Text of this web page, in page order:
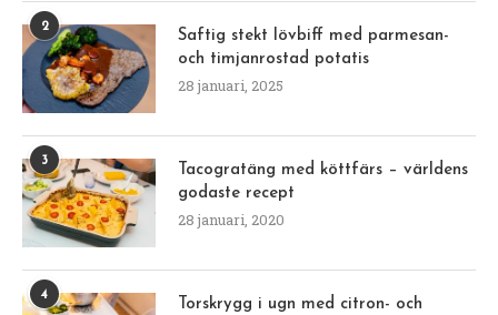
2
Saftig stekt lövbiff med parmesan-
och timjanrostad potatis
28 januari, 2025
3
Tacogratäng med köttfärs – världens
godaste recept
28 januari, 2020
4
Torskrygg i ugn med citron- och